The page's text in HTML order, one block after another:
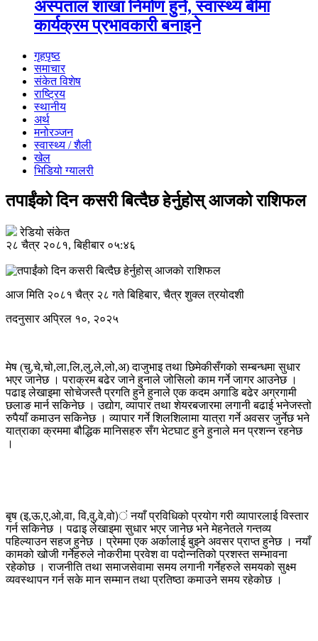
अस्पताल शाखा निर्माण हुने, स्वास्थ्य बीमा
कार्यक्रम प्रभावकारी बनाइने
गृहपृष्ठ
समाचार
संकेत विशेष
राष्ट्रिय
स्थानीय
अर्थ
मनोरञ्जन
स्वास्थ्य / शैली
खेल
भिडियो ग्यालरी
तपाईंको दिन कसरी बित्दैछ हेर्नुहोस् आजको राशिफल
रेडियो संकेत
२८ चैत्र २०८१, बिहीबार ०५:४६
आज मिति २०८१ चैत्र २८ गते बिहिबार, चैत्र शुक्ल त्रयोदशी
तदनुसार अप्रिल १०, २०२५
मेष (चु,चे,चो,ला,लि,लु,ले,लो,अ) दाजुभाइ तथा छिमेकीसँगको सम्बन्धमा सुधार
भएर जानेछ । पराक्रम बढेर जाने हुनाले जोसिलो काम गर्ने जागर आउनेछ ।
पढाइ लेखाइमा सोचेजस्तै प्रगति हुने हुनाले एक कदम अगाडि बढेर अग्रगामी
छलाङ मार्न सकिनेछ । उद्योग, व्यापार तथा शेयरबजारमा लगानी बढाई भनेजस्तो
रुपैयाँ कमाउन सकिनेछ । व्यापार गर्ने शिलशिलामा यात्रा गर्ने अवसर जुर्नेछ भने
यात्राका क्रममा बौद्धिक मानिसहरु सँग भेटघाट हुने हुनाले मन प्रशन्न रहनेछ
।
बृष (इ,ऊ,ए,ओ,वा, वि,वु,वे,वो)ं नयाँ प्रविधिको प्रयोग गरी व्यापारलाई विस्तार
गर्न सकिनेछ । पढाइ लेखाइमा सुधार भएर जानेछ भने मेहनेतले गन्तव्य
पहिल्याउन सहज हुनेछ । प्रेममा एक अर्कालाई बुझ्ने अवसर प्राप्त हुनेछ । नयाँ
कामको खोजी गर्नेहरुले नोकरीमा प्रवेश वा पदोन्नतिको प्रशस्त सम्भावना
रहेकोछ । राजनीति तथा समाजसेवामा समय लगानी गर्नेहरुले समयको सुक्ष्म
व्यवस्थापन गर्न सके मान सम्मान तथा प्रतिष्ठा कमाउने समय रहेकोछ ।